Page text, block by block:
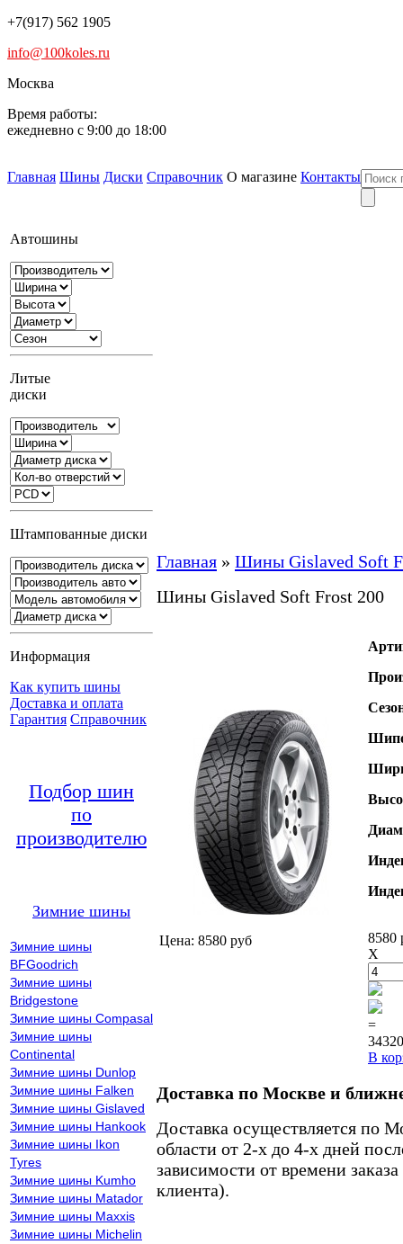
+7(917) 562 1905
info@100koles.ru
Москва
Время работы:
ежедневно с 9:00 до 18:00
Главная Шины Диски Справочник О магазине Контакты
Автошины
Литые
диски
Штампованные диски
Информация
Как купить шины
Доставка и оплата
Гарантия Справочник
Подбор шин
по
производителю
Зимние шины
Зимние шины
BFGoodrich
Зимние шины
Bridgestone
Зимние шины Compasal
Зимние шины
Continental
Зимние шины Dunlop
Зимние шины Falken
Зимние шины Gislaved
Зимние шины Hankook
Зимние шины Ikon
Tyres
Зимние шины Kumho
Зимние шины Matador
Зимние шины Maxxis
Зимние шины Michelin
Главная » Шины Gislaved Soft
Шины Gislaved Soft Frost 200
Цена: 8580 руб
8580
X
=
В
Доставка по Москве и
Доставка осуществляется по
области от 2-х до 4-х дней
зависимости от времени
клиента).